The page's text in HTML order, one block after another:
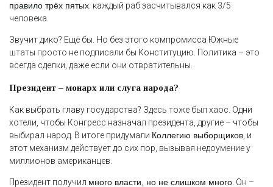
правило трёх пятых: каждый раб засчитывался как 3/5
человека.
Звучит дико? Ещё бы. Но без этого компромисса Южные
штаты просто не подписали бы Конституцию. Политика – это
всегда сделки, даже если они отвратительны.
Президент – монарх или слуга народа?
Как выбрать главу государства? Здесь тоже был хаос. Одни
хотели, чтобы Конгресс назначал президента, другие – чтобы
выбирал народ. В итоге придумали Коллегию выборщиков , и
этот механизм действует до сих пор, вызывая недоумение у
миллионов американцев.
Президент получил много власти, но не слишком много . Он –